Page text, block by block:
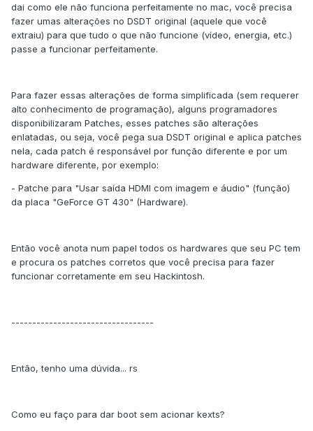
dai como ele não funciona perfeitamente no mac, você precisa
fazer umas alterações no DSDT original (aquele que você
extraiu) para que tudo o que não funcione (vídeo, energia, etc.)
passe a funcionar perfeitamente.
Para fazer essas alterações de forma simplificada (sem requerer
alto conhecimento de programação), alguns programadores
disponibilizaram Patches, esses patches são alterações
enlatadas, ou seja, você pega sua DSDT original e aplica patches
nela, cada patch é responsável por função diferente e por um
hardware diferente, por exemplo:
- Patche para "Usar saída HDMI com imagem e áudio" (função)
da placa "GeForce GT 430" (Hardware).
Então você anota num papel todos os hardwares que seu PC tem
e procura os patches corretos que você precisa para fazer
funcionar corretamente em seu Hackintosh.
----------------------------------
Então, tenho uma dúvida... rs
Como eu faço para dar boot sem acionar kexts?